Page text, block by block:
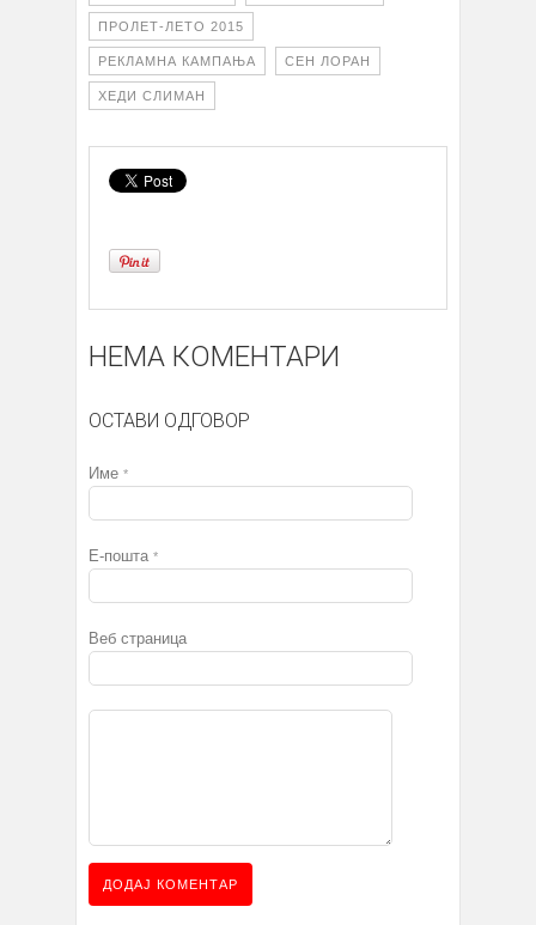
ПРОЛЕТ-ЛЕТО 2015
РЕКЛАМНА КАМПАЊА СЕН ЛОРАН
ХЕДИ СЛИМАН
НЕМА КОМЕНТАРИ
ОСТАВИ ОДГОВОР
Име *
Е-пошта *
Веб страница